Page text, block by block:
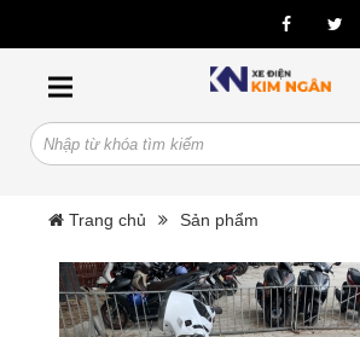
Trang chủ Sản phẩm